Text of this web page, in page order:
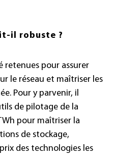
il robuste ?
retenues pour assurer
le réseau et maîtriser les
Pour y parvenir, il
de pilotage de la
pour maîtriser la
de stockage,
des technologies les